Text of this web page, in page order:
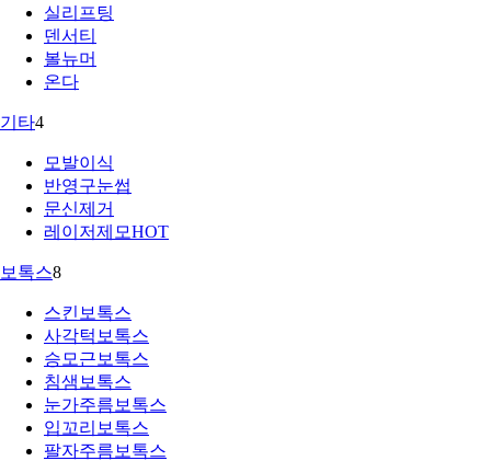
실리프팅
덴서티
볼뉴머
온다
기타4
모발이식
반영구눈썹
문신제거
레이저제모HOT
보톡스8
스킨보톡스
사각턱보톡스
승모근보톡스
침샘보톡스
눈가주름보톡스
입꼬리보톡스
팔자주름보톡스